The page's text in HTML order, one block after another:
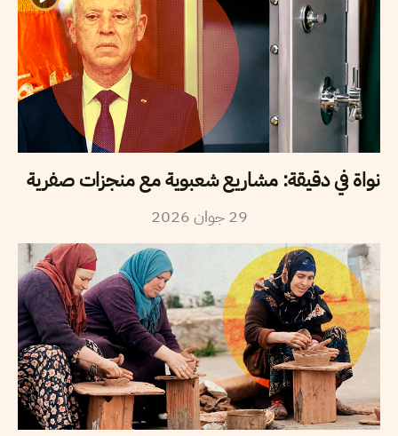
نواة في دقيقة: مشاريع شعبوية مع منجزات صفرية
29 جوان2026